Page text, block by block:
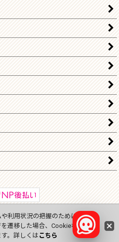
onlinejp.neAll Rights Reserved.
利用状況の把握のためにCookie
遷移した場合、Cookieなどの設
。詳しくは こちら